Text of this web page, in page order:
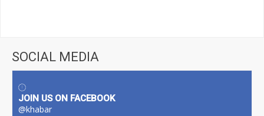
SOCIAL MEDIA
JOIN US ON FACEBOOK
@khabar